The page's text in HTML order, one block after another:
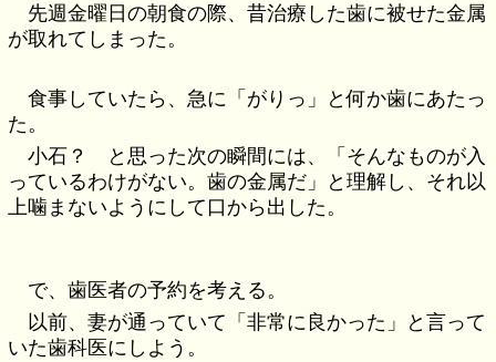
先週金曜日の朝食の際、昔治療した歯に被せた金属
が取れてしまった。
食事していたら、急に「がりっ」と何か歯にあたっ
た。
小石？ と思った次の瞬間には、「そんなものが入
っているわけがない。歯の金属だ」と理解し、それ以
上噛まないようにして口から出した。
で、歯医者の予約を考える。
以前、妻が通っていて「非常に良かった」と言って
いた歯科医にしよう。